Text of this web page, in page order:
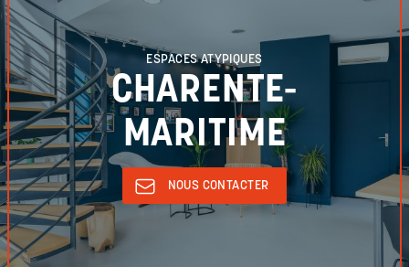
ESPACES ATYPIQUES
CHARENTE-
MARITIME
NOUS CONTACTER